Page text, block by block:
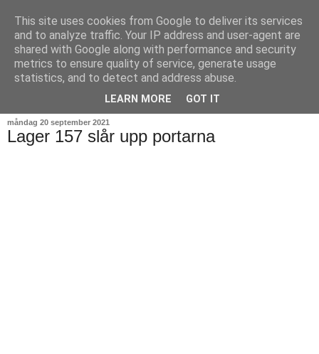
måndag 20 september 2021
Lager 157 slår upp portarna
This site uses cookies from Google to deliver its services
and to analyze traffic. Your IP address and user-agent are
shared with Google along with performance and security
metrics to ensure quality of service, generate usage
statistics, and to detect and address abuse.
LEARN MORE GOT IT